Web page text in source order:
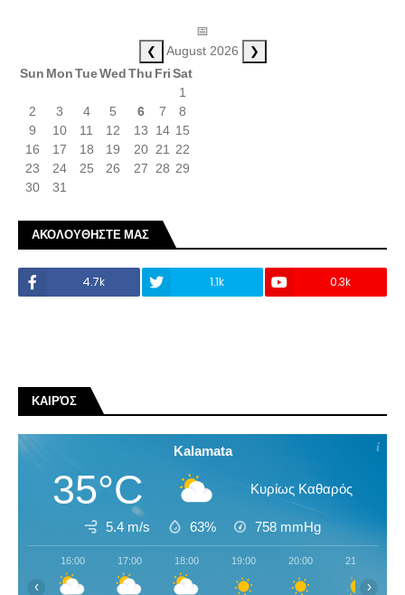
📅
❮ August 2026 ❯
Sun MonTueWedThu FriSat
1
2
3 4 5 6 7
8
9
10 11 12 13 14 15
16
17 18 19 20 21
22
23
24 25 26 27 28 29
30
31
ΑΚΟΛΟΥΘΗΣΤΕ ΜΑΣ
4.7k 1.1k 0.3k
ΚΑΙΡΌΣ
Kalamata
35°C Κυρίως Καθαρός
5.4 m/s 63% 758 mmHg
16:00 17:00 18:00 19:00 20:00 21:00
‹ ›